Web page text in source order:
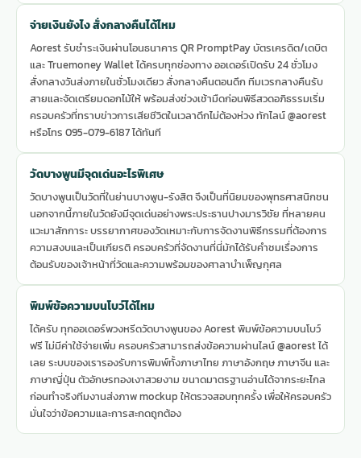
จ่ายเงินยังไง สั่งกลางคืนได้ไหม
Aorest รับชำระเงินผ่านโอนธนาคาร QR PromptPay บัตรเครดิต/เดบิต
และ Truemoney Wallet ได้ครบทุกช่องทาง ออเดอร์เปิดรับ 24 ชั่วโมง
สั่งกลางวันส่งภายในชั่วโมงเดียว สั่งกลางคืนตอนดึก ทีมเวรกลางคืนรับ
สายและจัดเตรียมดอกไม้ให้ พร้อมส่งช่วงเช้ามืดก่อนพิธีสวดอภิธรรมเริ่ม
ครอบครัวที่ทราบข่าวการเสียชีวิตในเวลาดึกไม่ต้องห่วง ทักไลน์ @aorest
หรือโทร 095-079-6187 ได้ทันที
วัดบางพูนมีจุดเด่นอะไรพิเศษ
วัดบางพูนเป็นวัดที่ในย่านบางพูน-รังสิต จึงเป็นที่นิยมของพุทธศาสนิกชน
นอกจากนี้ภายในวัดยังมีจุดเด่นอย่างพระประธานปางมารวิชัย ที่หลายคน
แวะมาสักการะ บรรยากาศของวัดเหมาะกับการจัดงานพิธีกรรมที่ต้องการ
ความสงบและเป็นเกียรติ ครอบครัวที่จัดงานที่นี่มักได้รับคำชมเรื่องการ
ต้อนรับของเจ้าหน้าที่วัดและความพร้อมของศาลาบำเพ็ญกุศล
พิมพ์ข้อความบนโบว์ได้ไหม
ได้ครับ ทุกออเดอร์พวงหรีดวัดบางพูนของ Aorest พิมพ์ข้อความบนโบว์
ฟรี ไม่มีค่าใช้จ่ายเพิ่ม ครอบครัวสามารถส่งข้อความผ่านไลน์ @aorest ได้
เลย ระบบของเรารองรับการพิมพ์ทั้งภาษาไทย ภาษาอังกฤษ ภาษาจีน และ
ภาษาญี่ปุ่น ตัวอักษรทองเงาสวยงาม ขนาดมาตรฐานอ่านได้จากระยะไกล
ก่อนทำจริงทีมงานส่งภาพ mockup ให้ตรวจสอบทุกครั้ง เพื่อให้ครอบครัว
มั่นใจว่าข้อความและการสะกดถูกต้อง